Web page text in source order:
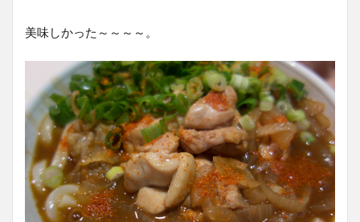
美味しかった～～～～。